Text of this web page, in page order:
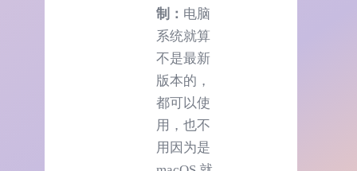
制： 电脑
系统就算
不是最新
版本的，
都可以使
用，也不
用因为是